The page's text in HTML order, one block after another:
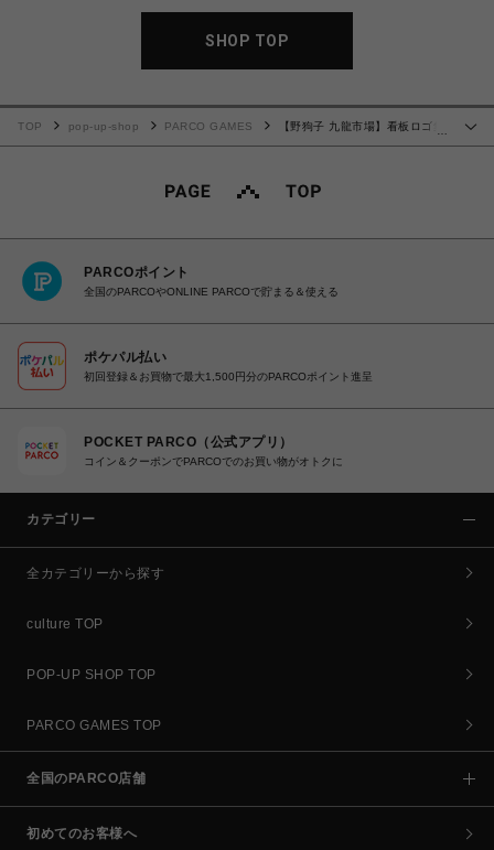
SHOP TOP
…
TOP pop-up-shop PARCO GAMES
【野狗子 九龍市場】看板ロゴ集
PARCOポイント
全国のPARCOやONLINE PARCOで貯まる＆使える
ポケパル払い
初回登録＆お買物で最大1,500円分のPARCOポイント進呈
POCKET PARCO（公式アプリ）
コイン＆クーポンでPARCOでのお買い物がオトクに
カテゴリー
全カテゴリーから探す
culture TOP
POP-UP SHOP TOP
PARCO GAMES TOP
全国のPARCO店舗
初めてのお客様へ